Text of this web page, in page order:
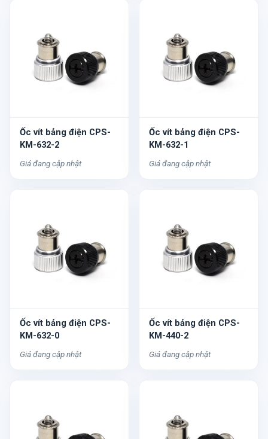
Ốc vít bảng điện CPS-
KM-632-2
Giá đang cập nhật
Ốc vít bảng điện CPS-
KM-632-1
Giá đang cập nhật
Ốc vít bảng điện CPS-
KM-632-0
Giá đang cập nhật
Ốc vít bảng điện CPS-
KM-440-2
Giá đang cập nhật